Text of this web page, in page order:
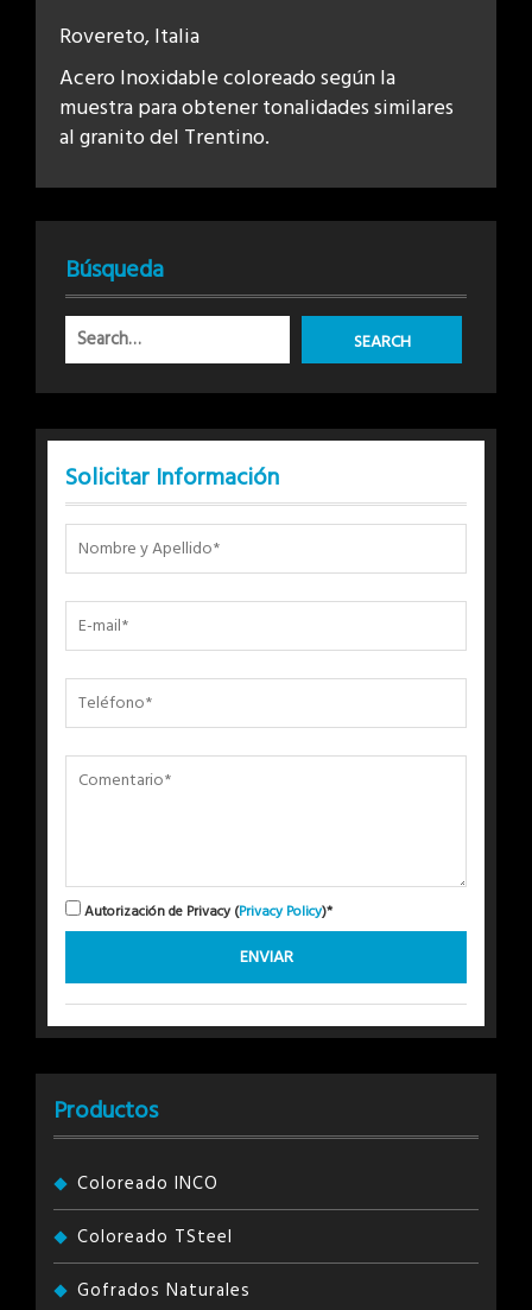
Rovereto, Italia
Acero Inoxidable coloreado según la
muestra para obtener tonalidades similares
al granito del Trentino.
Búsqueda
Solicitar Información
Autorización de Privacy (Privacy Policy)*
Productos
Coloreado INCO
Coloreado TSteel
Gofrados Naturales